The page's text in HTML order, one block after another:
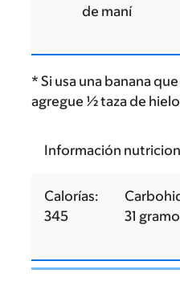
de maní
* Si usa una banana
agregue ½ taza de
Información
Calorías:
345
31